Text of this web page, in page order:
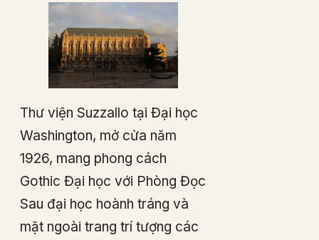
Thư viện Suzzallo tại Đại học
Washington, mở cửa năm
1926, mang phong cách
Gothic Đại học với Phòng Đọc
Sau đại học hoành tráng và
mặt ngoài trang trí tượng các